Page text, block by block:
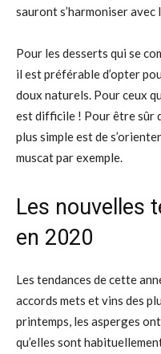
sauront s’harmoniser avec
Pour les desserts qui se
il est préférable d’opter
doux naturels. Pour ceux
est difficile ! Pour être sûr
plus simple est de
muscat par exemple.
Les nouvelles
en 2020
Les tendances de cette
accords mets et vins des
printemps, les asperges
qu’elles sont